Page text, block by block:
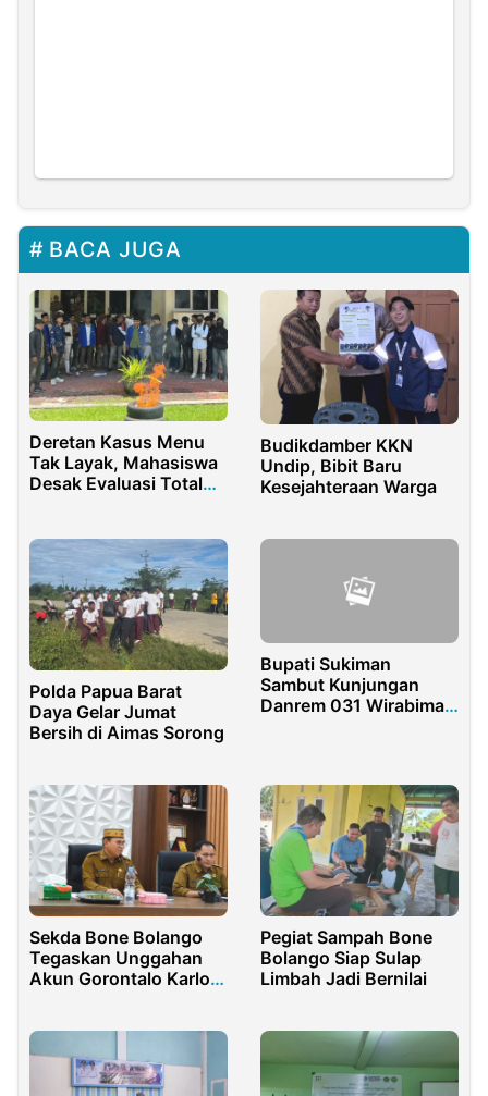
BACA JUGA
Deretan Kasus Menu
Tak Layak, Mahasiswa
Desak Evaluasi Total
Budikdamber KKN
Undip, Bibit Baru
Kesejahteraan Warga
Polda Papua Barat
Daya Gelar Jumat
Bersih di Aimas Sorong
Bupati Sukiman
Sambut Kunjungan
Danrem 031 Wirabima
Sekda Bone Bolango
Tegaskan Unggahan
Akun Gorontalo Karlota
Pegiat Sampah Bone
Bolango Siap Sulap
Limbah Jadi Bernilai